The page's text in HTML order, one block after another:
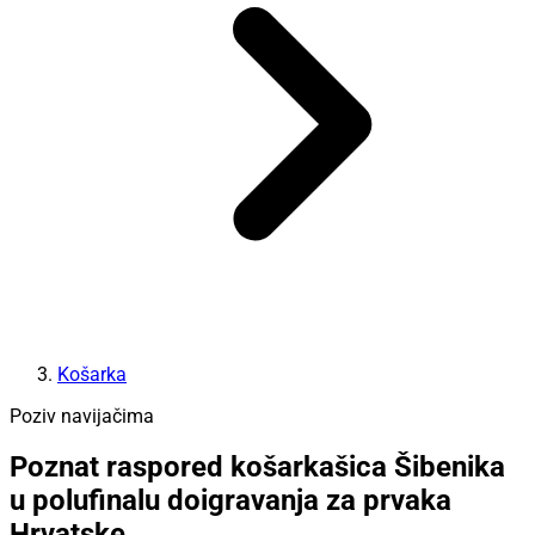
Košarka
Poziv navijačima
Poznat raspored košarkašica Šibenika
u polufinalu doigravanja za prvaka